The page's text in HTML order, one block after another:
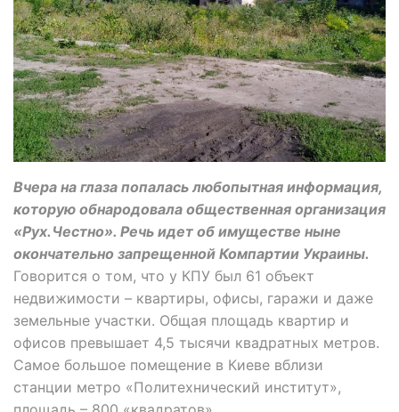
Вчера на глаза попалась любопытная информация,
которую обнародовала общественная организация
«Рух.Честно». Речь идет об имуществе ныне
окончательно запрещенной Компартии Украины.
Говорится о том, что у КПУ был 61 объект
недвижимости – квартиры, офисы, гаражи и даже
земельные участки. Общая площадь квартир и
офисов превышает 4,5 тысячи квадратных метров.
Самое большое помещение в Киеве вблизи
станции метро «Политехнический институт»,